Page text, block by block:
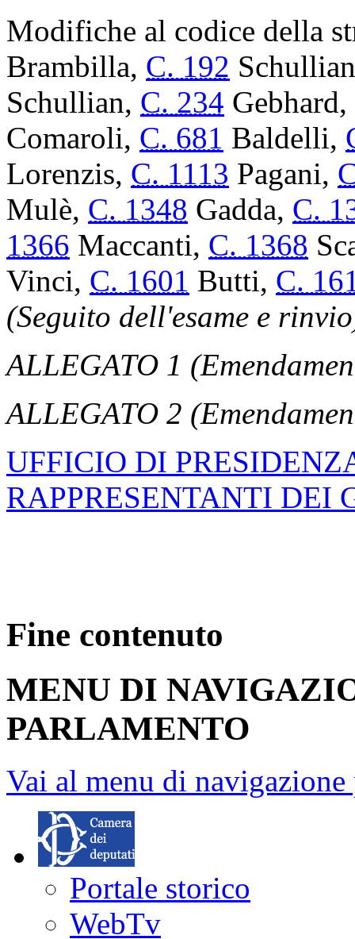
Modifiche al codice della
Brambilla, C. 192
Schullian, C. 234 Gebhard,
Comaroli, C. 681 Baldelli,
Lorenzis, C. 1113 Pagani,
Mulè, C. 1348 Gadda, C.
1366 Maccanti, C. 1368
Vinci, C. 1601 Butti, C.
(Seguito dell'esame e
ALLEGATO 1
ALLEGATO 2
UFFICIO DI
RAPPRESENTANTI DEI
Fine contenuto
MENU DI
PARLAMENTO
Vai al menu di
Portale storico
WebTv